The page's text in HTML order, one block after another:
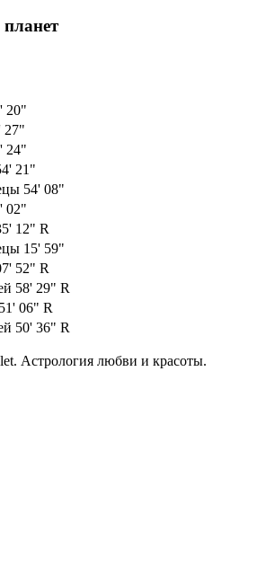
20"
27"
24"
21"
54' 08"
02"
12" R
15' 59"
52" R
58' 29" R
06" R
50' 36" R
Астрология любви и красоты.